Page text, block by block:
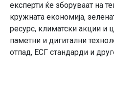
експерти ќе зборуваат на
кружната економија,
ресурс, климатски акции и
паметни и дигитални
отпад, ЕСГ стандарди и